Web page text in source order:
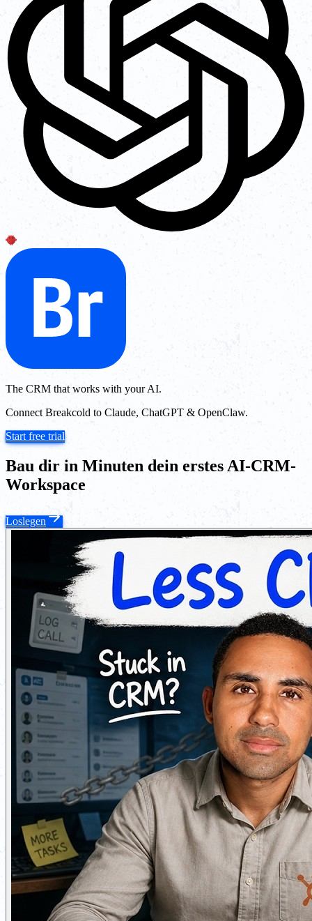
The CRM that works with your AI.
Connect Breakcold to Claude, ChatGPT & OpenClaw.
Start free trial
Bau dir in Minuten dein erstes AI-CRM-
Workspace
Loslegen